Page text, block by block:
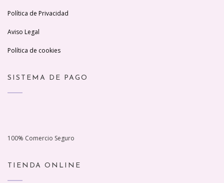
Política de Privacidad
Aviso Legal
Política de cookies
SISTEMA DE PAGO
100% Comercio Seguro
TIENDA ONLINE